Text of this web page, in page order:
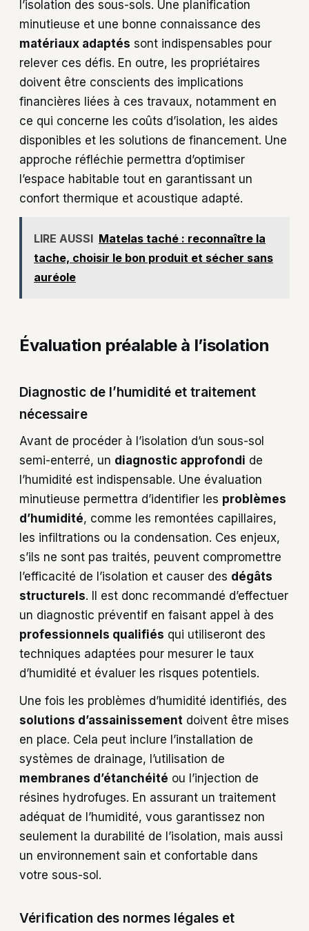
l’isolation des sous-sols. Une planification
minutieuse et une bonne connaissance des
matériaux adaptés sont indispensables pour
relever ces défis. En outre, les propriétaires
doivent être conscients des implications
financières liées à ces travaux, notamment en
ce qui concerne les coûts d’isolation, les aides
disponibles et les solutions de financement. Une
approche réfléchie permettra d’optimiser
l’espace habitable tout en garantissant un
confort thermique et acoustique adapté.
LIRE AUSSI Matelas taché : reconnaître la
tache, choisir le bon produit et sécher sans
auréole
Évaluation préalable à l’isolation
Diagnostic de l’humidité et traitement
nécessaire
Avant de procéder à l’isolation d’un sous-sol
semi-enterré, un diagnostic approfondi de
l’humidité est indispensable. Une évaluation
minutieuse permettra d’identifier les problèmes
d’humidité, comme les remontées capillaires,
les infiltrations ou la condensation. Ces enjeux,
s’ils ne sont pas traités, peuvent compromettre
l’efficacité de l’isolation et causer des dégâts
structurels. Il est donc recommandé d’effectuer
un diagnostic préventif en faisant appel à des
professionnels qualifiés qui utiliseront des
techniques adaptées pour mesurer le taux
d’humidité et évaluer les risques potentiels.
Une fois les problèmes d’humidité identifiés, des
solutions d’assainissement doivent être mises
en place. Cela peut inclure l’installation de
systèmes de drainage, l’utilisation de
membranes d’étanchéité ou l’injection de
résines hydrofuges. En assurant un traitement
adéquat de l’humidité, vous garantissez non
seulement la durabilité de l’isolation, mais aussi
un environnement sain et confortable dans
votre sous-sol.
Vérification des normes légales et